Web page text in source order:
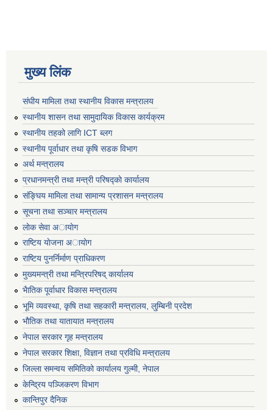
मुख्य लिंक
संघीय मामिला तथा स्थानीय विकास मन्त्रालय
स्थानीय शासन तथा सामुदायिक विकास कार्यक्रम
स्थानीय तहको लागि ICT ब्लग
स्थानीय पूर्वाधार तथा कृषि सडक विभाग
अर्थ मन्त्रालय
प्रधानमन्त्री तथा मन्त्री परिषद्काे कार्यालय
संङ्घिय मामिला तथा सामान्य प्रशासन मन्त्रालय
सूचना तथा सञ्चार मन्त्रालय
लाेक सेवा अायाेग
राष्टिय याेजना अायाेग
राष्टिय पुनर्निर्माण प्राधिकरण
मुख्यमन्त्री तथा मन्त्रिपरिषद् कार्यालय
भैातिक पूर्वाधार विकास मन्त्रालय
भूमि व्यवस्था, कृषि तथा सहकारी मन्त्रालय, लु्म्बिनी प्रदेश
भाैतिक तथा यातायात मन्त्रालय
नेपाल सरकार गृह मन्त्रालय
नेपाल सरकार शिक्षा, विज्ञान तथा प्रविधि मन्त्रालय
जिल्ला समन्वय समितिको कार्यालय गुल्मी, नेपाल
केन्द्रिय पञ्जिकरण विभाग
कान्तिपुर दैनिक